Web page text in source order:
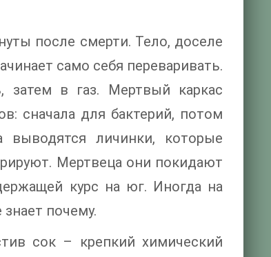
после смерти. Тело, доселе
само себя переваривать.
затем в газ. Мертвый каркас
сначала для бактерий, потом
личинки, которые
Мертвеца они покидают
курс на юг. Иногда на
почему.
сок – крепкий химический